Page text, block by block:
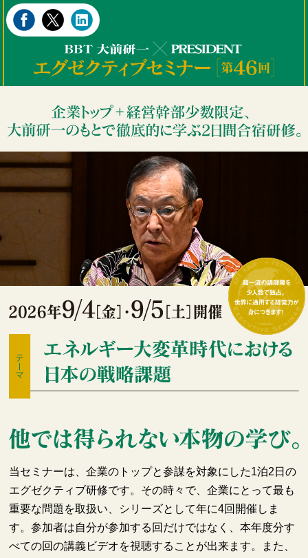
当セミナーは、企業のトップと参謀を対象にした1泊2日の
エグゼクティブ研修です。その時々で、企業にとって最も
重要な問題を取扱い、シリーズとして年に4回開催しま
す。参加者は自分が参加する回だけではなく、本年度分す
べての回の講義ビデオを視聴することが出来ます。また、